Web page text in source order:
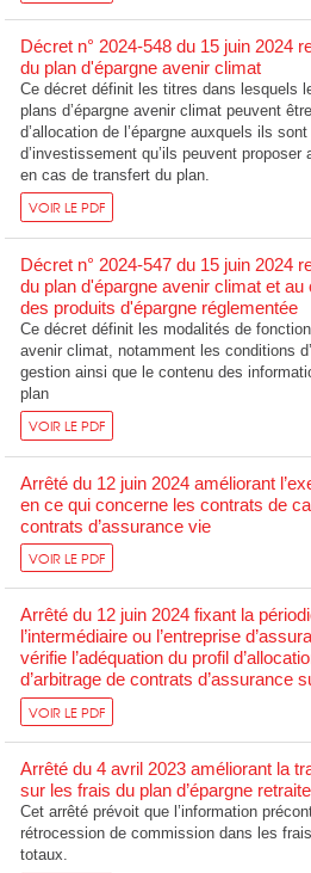
Décret n° 2024-548 du 15 juin 2024
du plan d'épargne avenir climat
Ce décret définit les titres dans lesquels
plans d’épargne avenir climat peuvent
d’allocation de l’épargne auxquels ils
d’investissement qu’ils peuvent
en cas de transfert du plan.
VOIR LE PDF
Décret n° 2024-547 du 15 juin 2024
du plan d'épargne avenir climat et au
des produits d'épargne réglementée
Ce décret définit les modalités de
avenir climat, notamment les conditions
gestion ainsi que le contenu des
plan
VOIR LE PDF
Arrêté du 12 juin 2024 améliorant
en ce qui concerne les contrats de
contrats d’assurance vie
VOIR LE PDF
Arrêté du 12 juin 2024 fixant la
l’intermédiaire ou l’entreprise
vérifie l’adéquation du profil
d’arbitrage de contrats d’assurance
VOIR LE PDF
Arrêté du 4 avril 2023 améliorant la
sur les frais du plan d’épargne
Cet arrêté prévoit que l’information
rétrocession de commission dans les
totaux.